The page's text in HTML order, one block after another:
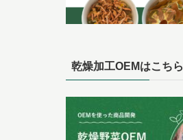
乾燥加工OEMはこちら